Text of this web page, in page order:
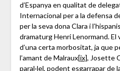
d’Espanya en qualitat de
Internacional per a la defensa
per la seva dona Clara i
dramaturg Henri Lenormand.
d’una certa morbositat, ja que
l’amant de Malraux[ix], Josette
paral·lel, podent esgarrapar de